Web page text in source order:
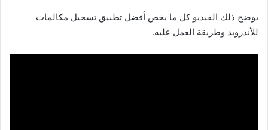
يوضح ذلك الفيديو كل ما يخص أفضل تطبيق تسجيل مكالمات
للأندرويد وطريقة العمل عليه.